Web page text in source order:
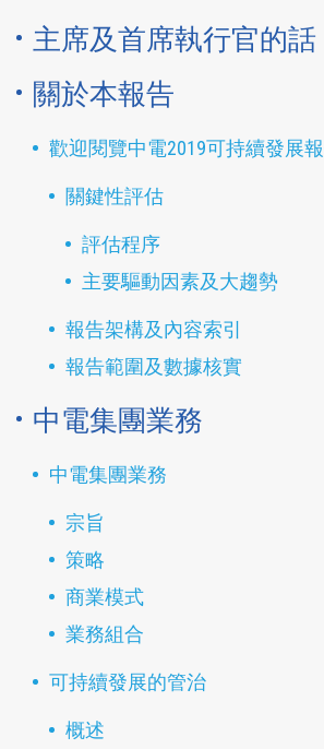
主席及首席執行官的話
關於本報告
歡迎閱覽中電2019可持續發展
關鍵性評估
評估程序
主要驅動因素及大趨勢
報告架構及內容索引
報告範圍及數據核實
中電集團業務
中電集團業務
宗旨
策略
商業模式
業務組合
可持續發展的管治
概述